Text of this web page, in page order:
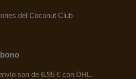
del Coconut Club
son de 6,95 € con DHL.